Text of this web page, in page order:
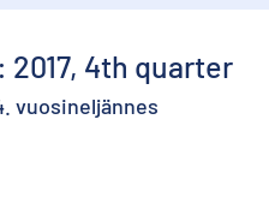
2017, 4th quarter
vuosineljännes